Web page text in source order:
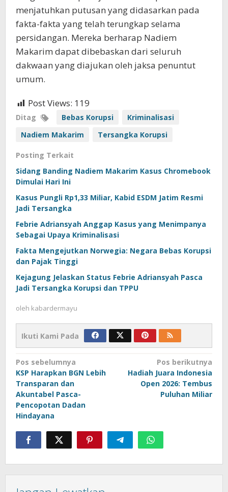
menjatuhkan putusan yang didasarkan pada
fakta-fakta yang telah terungkap selama
persidangan. Mereka berharap Nadiem
Makarim dapat dibebaskan dari seluruh
dakwaan yang diajukan oleh jaksa penuntut
umum.
Post Views: 119
Ditag Bebas Korupsi
Kriminalisasi
Nadiem Makarim
Tersangka Korupsi
Posting Terkait
Sidang Banding Nadiem Makarim Kasus Chromebook
Dimulai Hari Ini
Kasus Pungli Rp1,33 Miliar, Kabid ESDM Jatim Resmi
Jadi Tersangka
Febrie Adriansyah Anggap Kasus yang Menimpanya
Sebagai Upaya Kriminalisasi
Fakta Mengejutkan Norwegia: Negara Bebas Korupsi
dan Pajak Tinggi
Kejagung Jelaskan Status Febrie Adriansyah Pasca
Jadi Tersangka Korupsi dan TPPU
oleh kabardermayu
Ikuti Kami Pada
Navigasi
pos
Pos sebelumnya
KSP Harapkan BGN Lebih
Transparan dan
Akuntabel Pasca-
Pencopotan Dadan
Hindayana
Pos berikutnya
Hadiah Juara Indonesia
Open 2026: Tembus
Puluhan Miliar